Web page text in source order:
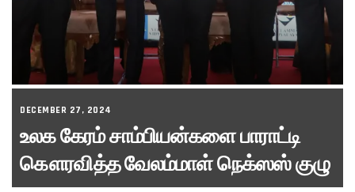
DECEMBER 27, 2024
உலக கேரம் சாம்பியன்களை பாராட்டி
கௌரவித்த வேலம்மாள் நெக்ஸஸ் குழு